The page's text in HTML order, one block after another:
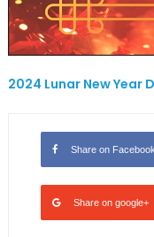
2024 Lunar New Year
Share on Facebook
Share on google+